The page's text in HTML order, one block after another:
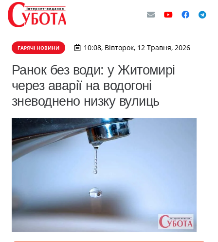
ГАРЯЧІ НОВИНИ 10:08, Вівторок, 12 Травня, 2026
Ранок без води: у Житомирі
через аварії на водогоні
зневоднено низку вулиць